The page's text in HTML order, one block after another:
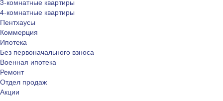
3-комнатные квартиры
4-комнатные квартиры
Пентхаусы
Коммерция
Ипотека
Без первоначального взноса
Военная ипотека
Ремонт
Отдел продаж
Акции